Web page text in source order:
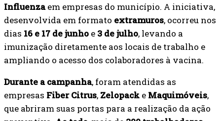
Influenzaem empresas do município. A iniciativa,
desenvolvida em formato extramuros, ocorreu nos
dias 16 e 17 de junho e 3 de julho, levando a
imunização diretamente aos locais de trabalho e
ampliando o acesso dos colaboradores à vacina.
Durante a campanha, foram atendidas as
empresas Fiber Citrus, Zelopack e Maquimóveis,
que abriram suas portas para a realização da ação